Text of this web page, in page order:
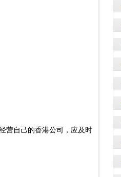
营自己的香港公司，应及时